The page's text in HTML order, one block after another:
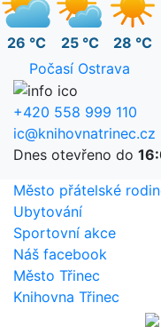
26 °C 25 °C
28 °C
Počasí Ostrava
+420 558 999 110
ic@knihovnatrinec.cz
Dnes otevřeno do
Město přátelské
Ubytování
Sportovní akce
Náš facebook
Město Třinec
Knihovna Třinec